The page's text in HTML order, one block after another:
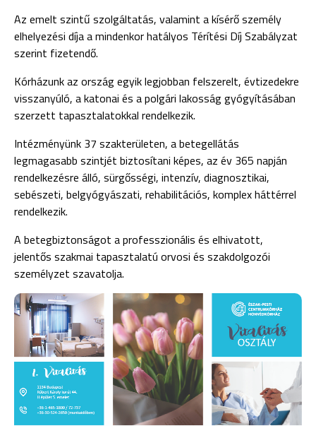
Az emelt szintű szolgáltatás, valamint a kísérő személy
elhelyezési díja a mindenkor hatályos Térítési Díj Szabályzat
szerint fizetendő.
Kórházunk az ország egyik legjobban felszerelt, évtizedekre
visszanyúló, a katonai és a polgári lakosság gyógyításában
szerzett tapasztalatokkal rendelkezik.
Intézményünk 37 szakterületen, a betegellátás
legmagasabb szintjét biztosítani képes, az év 365 napján
rendelkezésre álló, sürgősségi, intenzív, diagnosztikai,
sebészeti, belgyógyászati, rehabilitációs, komplex háttérrel
rendelkezik.
A betegbiztonságot a professzionális és elhivatott,
jelentős szakmai tapasztalatú orvosi és szakdolgozói
személyzet szavatolja.